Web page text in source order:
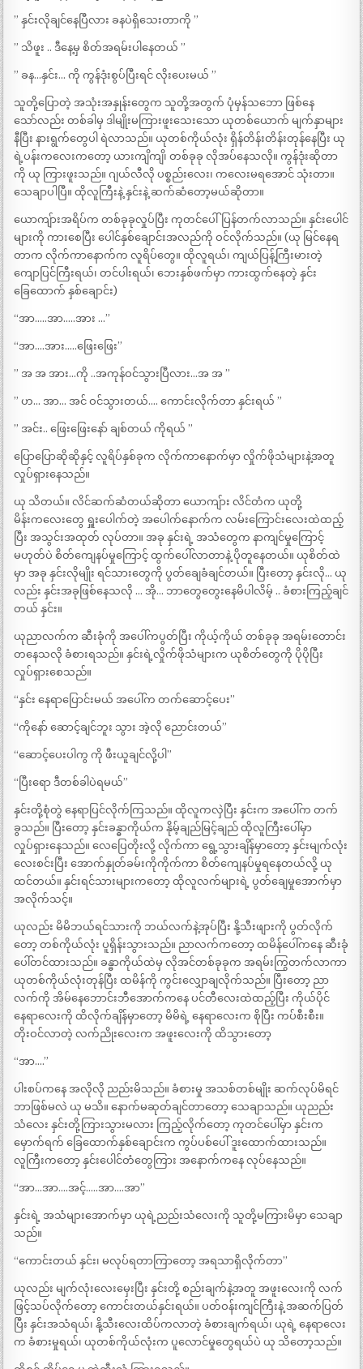
” နှင်းလိုချင်နေပြီလား ခနပဲရှိသေးတာကို ”
” သိဖူး .. ဒီနေ့မှ စိတ်အရမ်းပါနေတယ် ”
” ခန…နှင်း… ကို ကွန်ဒုံးစွပ်ပြီးရင် လိုးပေးမယ် ”
သူတို့ပြောတဲ့ အသုံးအနှုန်းတွေက သူတို့အတွက် ပုံမှန်သဘော ဖြစ်နေ
သော်လည်း တစ်ခါမှ ဒါမျိုးမကြားဖူးသေးသော ယုတစ်ယောက် မျက်နှာများ
နီပြီး နားရွက်တွေပါ ရဲလာသည်။ ယုတစ်ကိုယ်လုံး ရှိန်တိန်းတိန်းတုန်နေပြီး ယု
ရဲ့ပန်းကလေးကတော့ ယားကျိကျိ၊ တစ်ခုခု လိုအပ်နေသလို။ ကွန်ဒုံးဆိုတာ
ကို ယု ကြားဖူးသည်။ ဂျယ်လီလို ပစ္စည်းလေး၊ ကလေးမရအောင် သုံးတာ။
သေချာပါပြီ။ ထိုလူကြီးနဲ့ နှင်းနဲ့ ဆက်ဆံတော့မယ်ဆိုတာ။
ယောကျ်ားအရိပ်က တစ်ခုခုလှုပ်ပြီး ကုတင်ပေါ်ပြန်တက်လာသည်။ နှင်းပေါင်
များကို ကားစေပြီး ပေါင်နှစ်ချောင်းအလည်ကို ဝင်လိုက်သည်။ (ယု မြင်နေရ
တာက လိုက်ကာနောက်က လူရိပ်တွေ။ ထိုလူရယ်၊ ကျယ်ပြန့်ကြီးမားတဲ့
ကျောပြင်ကြီးရယ်၊ တင်ပါးရယ်၊ ဘေးနှစ်ဖက်မှာ ကားထွက်နေတဲ့ နှင်း
ခြေထောက် နှစ်ချောင်း)
“အာ…..အာ…..အား …”
“အာ….အား…..ဖြေးဖြေး”
” အ အ အား…ကို ..အကုန်ဝင်သွားပြီလား…အ အ ”
” ဟ… အာ… အင် ဝင်သွားတယ်…. ကောင်းလိုက်တာ နှင်းရယ် ”
” အင်း.. ဖြေးဖြေးနော် ချစ်တယ် ကိုရယ် ”
ပြောပြောဆိုဆိုနှင့် လူရိပ်နှစ်ခုက လိုက်ကာနောက်မှာ လှိုက်ဖိုသံများနဲ့အတူ
လှုပ်ရှားနေသည်။
ယု သိတယ်။ လိင်ဆက်ဆံတယ်ဆိုတာ ယောကျ်ား လိင်တံက ယုတို့
မိန်းကလေးတွေ ရှူးပေါက်တဲ့ အပေါက်နောက်က လမ်းကြောင်းလေးထဲထည့်
ပြီး အသွင်းအထုတ် လုပ်တာ။ အခု နှင်းရဲ့ အသံတွေက နာကျင်မှုကြောင့်
မဟုတ်ပဲ စိတ်ကျေနပ်မှုကြောင့် ထွက်ပေါ်လာတာနဲ့ ပိုတူနေတယ်။ ယုစိတ်ထဲ
မှာ အခု နှင်းလိုမျိုး ရင်သားတွေကို ပွတ်ချေခံချင်တယ်။ ပြီးတော့ နှင်းလို… ယု
လည်း နှင်းအခုဖြစ်နေသလို … အို… ဘာတွေတွေးနေမိပါလိမ့် .. ခံစားကြည့်ချင်
တယ် နှင်း။
ယုညာလက်က ဆီးခုံကို အပေါ်ကပွတ်ပြီး ကိုယ့်ကိုယ် တစ်ခုခု အရမ်းတောင်း
တနေသလို ခံစားရသည်။ နှင်းရဲ့လှိုက်ဖိုသံများက ယုစိတ်တွေကို ပိုပိုပြီး
လှုပ်ရှားစေသည်။
“နှင်း နေရာပြောင်းမယ် အပေါ်က တက်ဆောင့်ပေး”
“ကိုနော် ဆောင့်ချင်ဘူး သွား အဲ့လို ညောင်းတယ်”
“ဆောင့်ပေးပါကွ ကို ဖီးယူချင်လို့ပါ”
“ပြီးရော ဒီတစ်ခါပဲရမယ်”
နှင်းတို့စုံတွဲ နေရာပြင်လိုက်ကြသည်။ ထိုလူကလှဲပြီး နှင်းက အပေါ်က တက်
ခွသည်။ ပြီးတော့ နှင်းခန္ဓာကိုယ်က နိုမ့်ချည်မြင့်ချည် ထိုလူကြီးပေါ်မှာ
လှုပ်ရှားနေသည်။ လေပြေတိုးလို့ လိုက်ကာ ရွေ့သွားချိန်မှာတော့ နှင်းမျက်လုံး
လေးစင်းပြီး အောက်နှုတ်ခမ်းကိုကိုက်ကာ စိတ်ကျေနပ်မှုရနေတယ်လို့ ယု
ထင်တယ်။ နှင်းရင်သားများကတော့ ထိုလူလက်များရဲ့ ပွတ်ချေမှုအောက်မှာ
အလိုက်သင့်။
ယုလည်း မိမိဘယ်ရင်သားကို ဘယ်လက်နဲ့အုပ်ပြီး နို့သီးဖျားကို ပွတ်လိုက်
တော့ တစ်ကိုယ်လုံး ပူရှိန်းသွားသည်။ ညာလက်ကတော့ ထမိန်ပေါ်ကနေ ဆီးခုံ
ပေါ်တင်ထားသည်။ ခန္ဓာကိုယ်ထဲမှ လိုအင်တစ်ခုခုက အရမ်းကြွတက်လာကာ
ယုတစ်ကိုယ်လုံးတုန်ပြီး ထမိန်ကို ကွင်းလျှောချလိုက်သည်။ ပြီးတော့ ညာ
လက်ကို အိမ်နေဘောင်းဘီအောက်ကနေ ပင်တီလေးထဲထည့်ပြီး ကိုယ်ပိုင်
နေရာလေးကို ထိလိုက်ချိန်မှာတော့ မိမိရဲ့ နေရာလေးက စိုပြီး ကပ်စီးစီး။
တိုးဝင်လာတဲ့ လက်ညိုးလေးက အဖူးလေးကို ထိသွားတော့
“အာ….”
ပါးစပ်ကနေ အလိုလို ညည်းမိသည်။ ခံစားမှု အသစ်တစ်မျိုး ဆက်လုပ်မိရင်
ဘာဖြစ်မလဲ ယု မသိ။ နောက်မဆုတ်ချင်တာတော့ သေချာသည်။ ယုညည်း
သံလေး နှင်းတို့ကြားသွားမလား ကြည့်လိုက်တော့ ကုတင်ပေါ်မှာ နှင်းက
မှောက်ရက် ခြေထောက်နှစ်ချောင်းက ကွပ်ပစ်ပေါ် ဒူးထောက်ထားသည်။
လူကြီးကတော့ နှင်းပေါင်တံတွေကြား အနောက်ကနေ လုပ်နေသည်။
“အာ…အာ….အင့်…..အာ….အာ”
နှင်းရဲ့ အသံများအောက်မှာ ယုရဲ့ညည်းသံလေးကို သူတို့မကြားမိမှာ သေချာ
သည်။
“ကောင်းတယ် နှင်း၊ မလုပ်ရတာကြာတော့ အရသာရှိလိုက်တာ”
ယုလည်း မျက်လုံးလေးမှေးပြီး နှင်းတို့ စည်းချက်နဲ့အတူ အဖူးလေးကို လက်
ဖြင့်သပ်လိုက်တော့ ကောင်းတယ်နှင်းရယ်။ ပတ်ဝန်းကျင်ကြီးနဲ့ အဆက်ပြတ်
ပြီး နှင်းအသံရယ်၊ နို့သီးလေးထိပ်ကလာတဲ့ ခံစားချက်ရယ်၊ ယုရဲ့ နေရာလေး
က ခံစားမှုရယ်၊ ယုတစ်ကိုယ်လုံးက ပူလောင်မှုတွေရယ်ပဲ ယု သိတော့သည်။